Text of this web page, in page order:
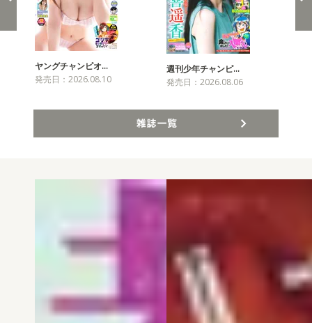
ヤングチャンピオ…
発売日：2026.08.10
週刊少年チャンピ…
発売日：2026.08.06